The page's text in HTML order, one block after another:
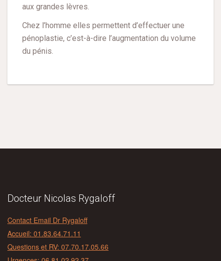
aux grandes lèvres.
Chez l’homme elles permettent d’effectuer une
pénoplastie, c’est-à-dire l’augmentation du volume
du pénis.
Docteur Nicolas Rygaloff
Contact Email Dr Rygaloff
Accueil: 01.83.64.71.11
Questions et RV: 07.70.17.05.66